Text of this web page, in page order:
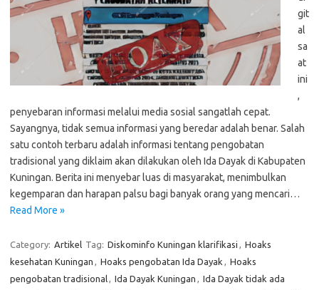
git
al
sa
at
ini
,
penyebaran informasi melalui media sosial sangatlah cepat.
Sayangnya, tidak semua informasi yang beredar adalah benar. Salah
satu contoh terbaru adalah informasi tentang pengobatan
tradisional yang diklaim akan dilakukan oleh Ida Dayak di Kabupaten
Kuningan. Berita ini menyebar luas di masyarakat, menimbulkan
kegemparan dan harapan palsu bagi banyak orang yang mencari…
Read More »
Category: Artikel Tag: Diskominfo Kuningan klarifikasi , Hoaks
kesehatan Kuningan , Hoaks pengobatan Ida Dayak , Hoaks
pengobatan tradisional, Ida Dayak Kuningan , Ida Dayak tidak ada